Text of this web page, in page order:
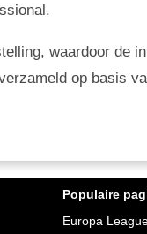
waardoor de
op basis
Populaire
Europa